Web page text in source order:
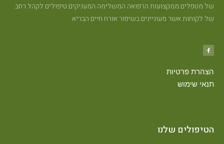
של מטפלים ממקצועות הרפואה המשלימה המעניקים טיפולים לקהל רחב
של לקוחות אשר מעוניינים בשיפור אורח חיים הבריא.
הצהרת פרטיות
תנאי שימוש
הטיפולים שלנו